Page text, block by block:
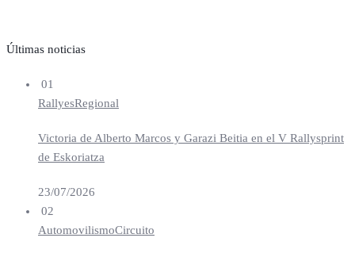
Últimas noticias
01
RallyesRegional
Victoria de Alberto Marcos y Garazi Beitia en el V Rallysprint
de Eskoriatza
23/07/2026
02
AutomovilismoCircuito